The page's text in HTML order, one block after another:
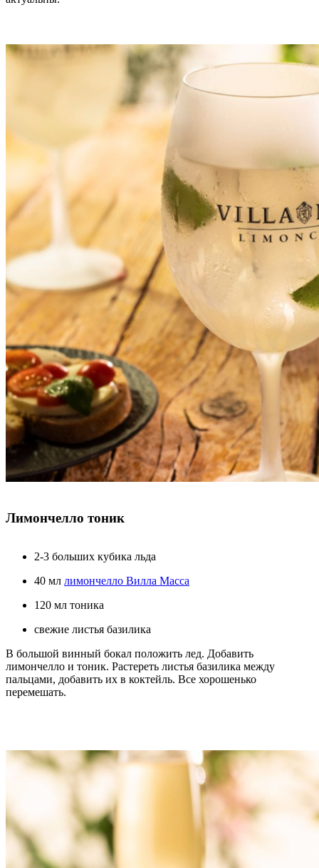
Лимончелло тоник
2-3 больших кубика льда
40 мл лимончелло Вилла Масса
120 мл тоника
свежие листья базилика
В большой винный бокал положить лед. Добавить
лимончелло и тоник. Растереть листья базилика между
пальцами, добавить их в коктейль. Все хорошенько
перемешать.